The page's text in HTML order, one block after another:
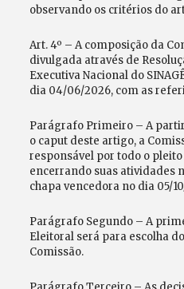
observando os critérios do
Art. 4º – A composição da
divulgada através de
Executiva Nacional do
dia 04/06/2026, com as
Parágrafo Primeiro – A
o caput deste artigo, a
responsável por todo o
encerrando suas atividades
chapa vencedora no dia 05/
Parágrafo Segundo – A
Eleitoral será para escolha
Comissão.